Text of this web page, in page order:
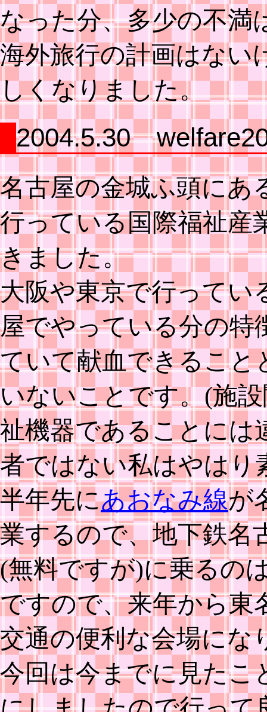
なった分、多少の不満
海外旅行の計画はない
しくなりました。
2004.5.30
名古屋の金城ふ頭にあ
行っている国際福祉産
きました。
大阪や東京で行ってい
屋でやっている分の特
ていて献血できること
いないことです。(施
祉機器であることには
者ではない私はやはり
半年先にあおなみ線が
業するので、地下鉄名
(無料ですが)に乗るの
ですので、来年から東
交通の便利な会場にな
今回は今までに見たこ